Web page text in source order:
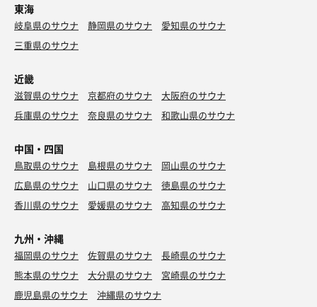
東海
岐阜県のサウナ 静岡県のサウナ
愛知県のサウナ
三重県のサウナ
近畿
滋賀県のサウナ 京都府のサウナ
大阪府のサウナ
兵庫県のサウナ
奈良県のサウナ 和歌山県のサウナ
中国・四国
鳥取県のサウナ 島根県のサウナ
岡山県のサウナ
広島県のサウナ
山口県のサウナ
徳島県のサウナ
香川県のサウナ
愛媛県のサウナ 高知県のサウナ
九州・沖縄
福岡県のサウナ 佐賀県のサウナ
長崎県のサウナ
熊本県のサウナ
大分県のサウナ
宮崎県のサウナ
鹿児島県のサウナ
沖縄県のサウナ